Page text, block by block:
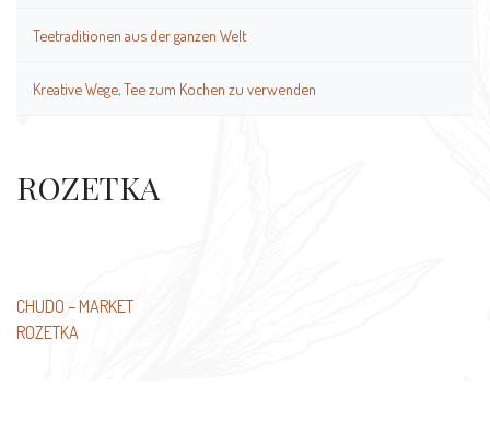
Teetraditionen aus der ganzen Welt
Kreative Wege, Tee zum Kochen zu verwenden
ROZETKA
Beitragsnavigation
CHUDO – MARKET
ROZETKA